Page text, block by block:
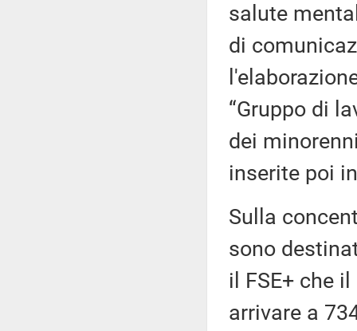
salute
di
“Gruppo di
dei
inserite poi
Sulla
sono
il FSE+ che
arrivare a